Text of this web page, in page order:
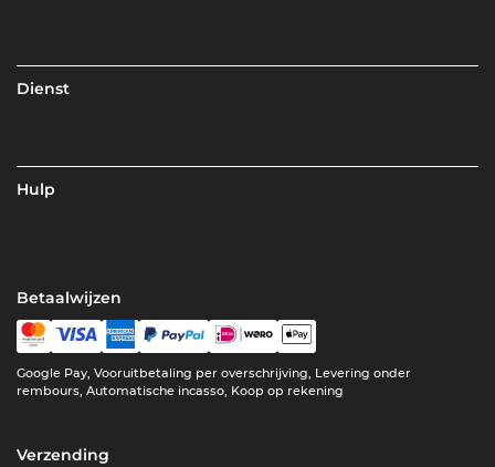
Dienst
Hulp
Betaalwijzen
Google Pay, Vooruitbetaling per overschrijving, Levering onder
rembours, Automatische incasso, Koop op rekening
Verzending